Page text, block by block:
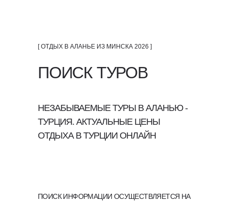
[ ОТДЫХ В АЛАНЬЕ ИЗ МИНСКА 2026 ]
ПОИСК ТУРОВ
НЕЗАБЫВАЕМЫЕ ТУРЫ В АЛАНЬЮ -
ТУРЦИЯ. АКТУАЛЬНЫЕ ЦЕНЫ
ОТДЫХА В ТУРЦИИ ОНЛАЙН
ПОИСК ИНФОРМАЦИИ ОСУЩЕСТВЛЯЕТСЯ НА